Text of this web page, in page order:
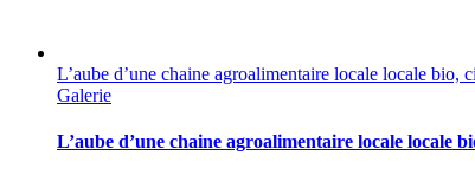
L’aube d’une chaine agroalimentaire locale locale bio,
Galerie
L’aube d’une chaine agroalimentaire locale locale